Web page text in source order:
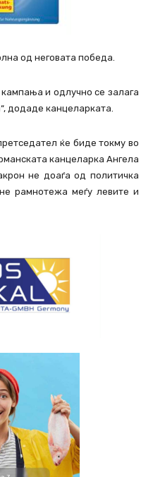
од неговата победа.
и одлучно се залага
додаде канцеларката.
ќе биде токму во
канцеларка Ангела
не доаѓа од политичка
рамнотежа меѓу левите и